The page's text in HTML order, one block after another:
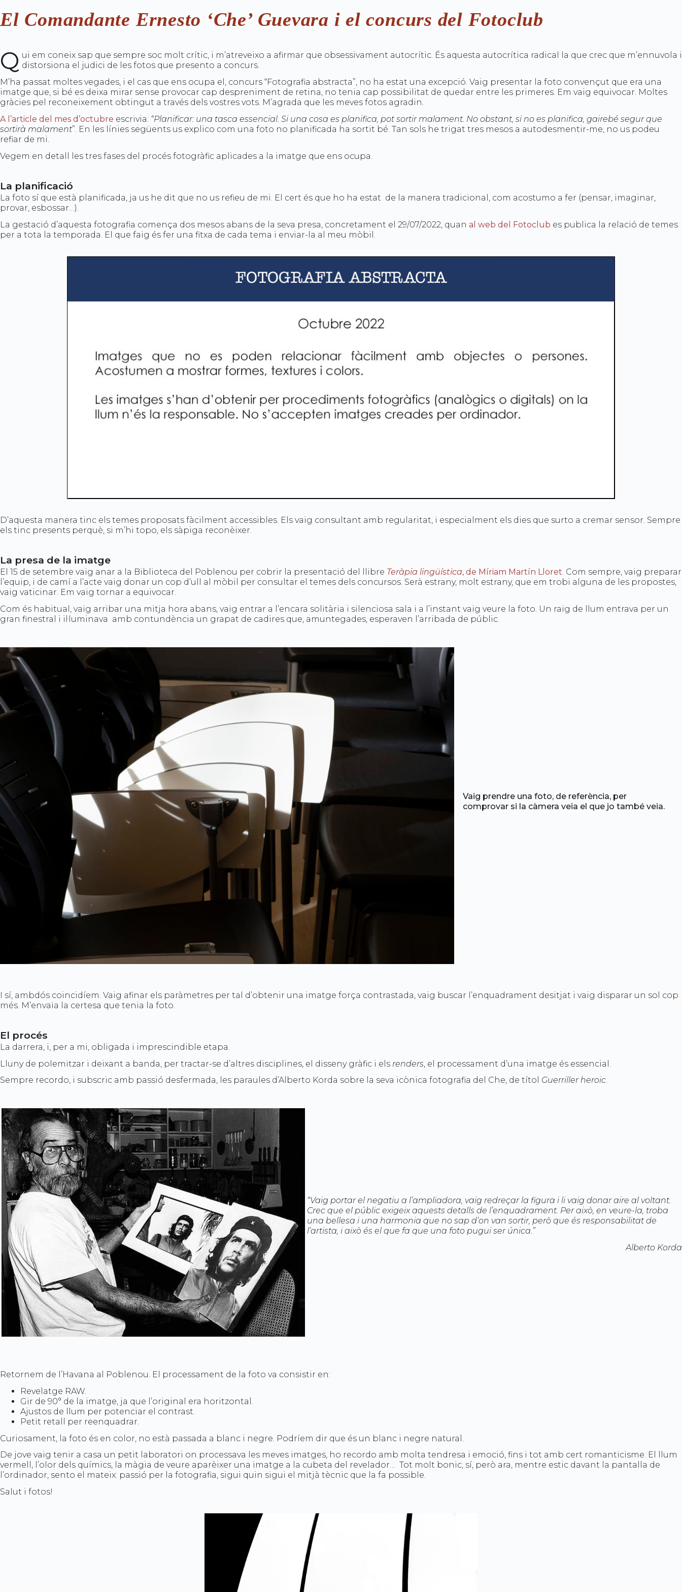
El Comandante Ernesto ‘Che’ Guevara i el concurs del Fotoclub
Q ui em coneix sap que sempre soc molt crític, i m’atreveixo a afirmar que obsessivament autocrític. És aquesta autocrítica radical la que crec que m’ennuvola i
distorsiona el judici de les fotos que presento a concurs.
M’ha passat moltes vegades, i el cas que ens ocupa el, concurs “Fotografia abstracta”, no ha estat una excepció. Vaig presentar la foto convençut que era una
imatge que, si bé es deixa mirar sense provocar cap despreniment de retina, no tenia cap possibilitat de quedar entre les primeres. Em vaig equivocar. Moltes
gràcies pel reconeixement obtingut a través dels vostres vots. M’agrada que les meves fotos agradin.
A l’article del mes d’octubre escrivia: “Planificar: una tasca essencial. Si una cosa es planifica, pot sortir malament. No obstant, si no es planifica, gairebé segur que
sortirà malament”. En les línies següents us explico com una foto no planificada ha sortit bé. Tan sols he trigat tres mesos a autodesmentir-me, no us podeu
refiar de mi.
Vegem en detall les tres fases del procés fotogràfic aplicades a la imatge que ens ocupa.
La planificació
La foto sí que està planificada, ja us he dit que no us refieu de mi. El cert és que ho ha estat de la manera tradicional, com acostumo a fer (pensar, imaginar,
provar, esbossar…).
La gestació d’aquesta fotografia comença dos mesos abans de la seva presa, concretament el 29/07/2022, quan al web del Fotoclub es publica la relació de temes
per a tota la temporada. El que faig és fer una fitxa de cada tema i enviar-la al meu mòbil.
D’aquesta manera tinc els temes proposats fàcilment accessibles. Els vaig consultant amb regularitat, i especialment els dies que surto a cremar sensor. Sempre
els tinc presents perquè, si m’hi topo, els sàpiga reconèixer.
La presa de la imatge
El 15 de setembre vaig anar a la Biblioteca del Poblenou per cobrir la presentació del llibre Teràpia lingüística, de Míriam Martín Lloret. Com sempre, vaig preparar
l’equip, i de camí a l’acte vaig donar un cop d’ull al mòbil per consultar el temes dels concursos. Serà estrany, molt estrany, que em trobi alguna de les propostes,
vaig vaticinar. Em vaig tornar a equivocar.
Com és habitual, vaig arribar una mitja hora abans, vaig entrar a l’encara solitària i silenciosa sala i a l’instant vaig veure la foto. Un raig de llum entrava per un
gran finestral i il·luminava amb contundència un grapat de cadires que, amuntegades, esperaven l’arribada de públic.
Vaig prendre una foto, de referència, per
comprovar si la càmera veia el que jo també veia.
I sí, ambdós coincidíem. Vaig afinar els paràmetres per tal d’obtenir una imatge força contrastada, vaig buscar l’enquadrament desitjat i vaig disparar un sol cop
més. M’envaïa la certesa que tenia la foto.
El procés
La darrera, i, per a mi, obligada i imprescindible etapa.
Lluny de polemitzar i deixant a banda, per tractar-se d’altres disciplines, el disseny gràfic i els renders , el processament d’una imatge és essencial.
Sempre recordo, i subscric amb passió desfermada, les paraules d’Alberto Korda sobre la seva icònica fotografia del Che, de títol Guerriller heroic.
“Vaig portar el negatiu a l’ampliadora, vaig redreçar la figura i li vaig donar aire al voltant.
Crec que el públic exigeix aquests detalls de l’enquadrament. Per això, en veure-la, troba
una bellesa i una harmonia que no sap d’on van sortir, però que és responsabilitat de
l’artista, i això és el que fa que una foto pugui ser única.”
Alberto Korda
Retornem de l’Havana al Poblenou. El processament de la foto va consistir en:
Revelatge RAW.
Gir de 90° de la imatge, ja que l’original era horitzontal.
Ajustos de llum per potenciar el contrast.
Petit retall per reenquadrar.
Curiosament, la foto és en color, no està passada a blanc i negre. Podríem dir que és un blanc i negre natural.
De jove vaig tenir a casa un petit laboratori on processava les meves imatges, ho recordo amb molta tendresa i emoció, fins i tot amb cert romanticisme. El llum
vermell, l’olor dels químics, la màgia de veure aparèixer una imatge a la cubeta del revelador… Tot molt bonic, sí, però ara, mentre estic davant la pantalla de
l’ordinador, sento el mateix: passió per la fotografia, sigui quin sigui el mitjà tècnic que la fa possible.
Salut i fotos!